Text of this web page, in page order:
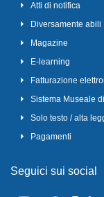
Atti di notifica
Diversamente abili
Magazine
E-learning
Fatturazione
Sistema Museale
Solo testo / alta
Pagamenti
Seguici sui social